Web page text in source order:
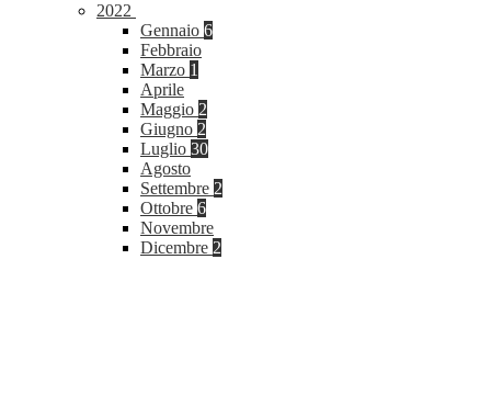
2022
Gennaio 6
Febbraio
Marzo 1
Aprile
Maggio 2
Giugno 2
Luglio 30
Agosto
Settembre 2
Ottobre 6
Novembre
Dicembre 2